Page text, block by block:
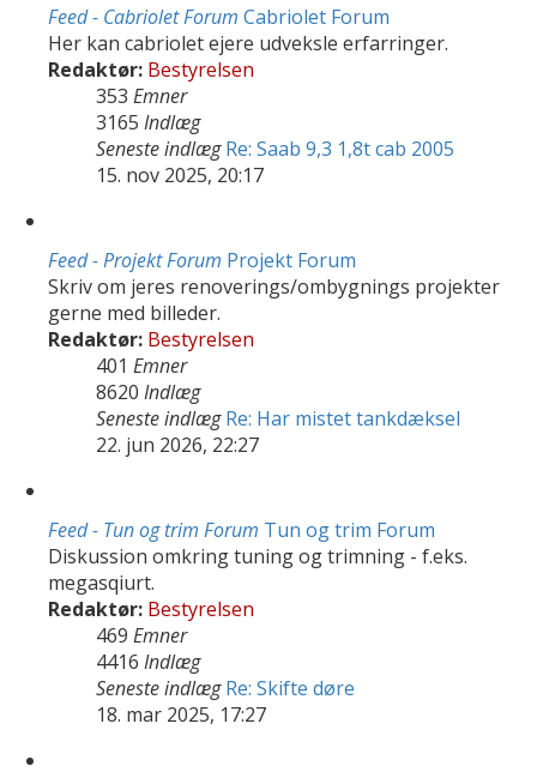
Feed - Cabriolet Forum Cabriolet Forum
Her kan cabriolet ejere udveksle erfarringer.
Redaktør: Bestyrelsen
353 Emner
3165 Indlæg
Seneste indlæg Re: Saab 9,3 1,8t cab 2005
15. nov 2025, 20:17
Feed - Projekt Forum Projekt Forum
Skriv om jeres renoverings/ombygnings projekter
gerne med billeder.
Redaktør: Bestyrelsen
401 Emner
8620 Indlæg
Seneste indlæg Re: Har mistet tankdæksel
22. jun 2026, 22:27
Feed - Tun og trim Forum Tun og trim Forum
Diskussion omkring tuning og trimning - f.eks.
megasqiurt.
Redaktør: Bestyrelsen
469 Emner
4416 Indlæg
Seneste indlæg Re: Skifte døre
18. mar 2025, 17:27